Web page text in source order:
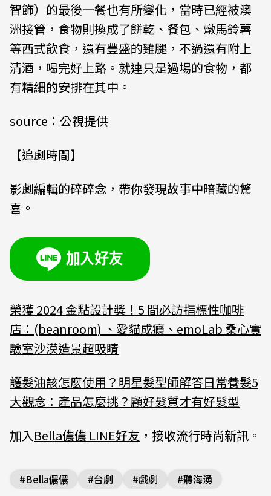
智飾）的最後一餐也有所變化，當時已經被澳
洲接管，食物則換成了餅乾、餐包、燉馬鈴薯
等西式飲食，還有豐盛的雞腿，不過還有附上
清酒，喝完好上路。就連只是過場的食物，都
有精細的安排在其中。
source：公視提供
【追劇時間】
影劇編輯的碎碎念，帶你發現故事中暗藏的驚
喜。
榮獲 2024 金點設計獎！5 間必訪指標性咖啡
店：(beanroom) 、愛貓成癮、emoLab 桑心實
驗室沙漠造景超吸睛
護髮油該怎麼使用？明星髮型師解答日常養髮5
大觀念：產品怎麼挑？顧好髮質才有好髮型
加入Bella儂儂 LINE好友 ，接收流行時尚新訊。
#Bella儂儂 #台劇 #戲劇 #聽海湧